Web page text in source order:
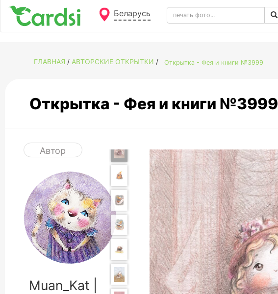
Беларусь
ГЛАВНАЯ / АВТОРСКИЕ ОТКРЫТКИ / Открытка - Фея и книги №3999
Открытка - Фея и книги №3999
Автор
Muan_Kat |